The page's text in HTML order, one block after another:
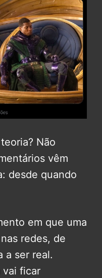
Não
vêm
desde quando
em que uma
redes, de
a ser real.
ficar